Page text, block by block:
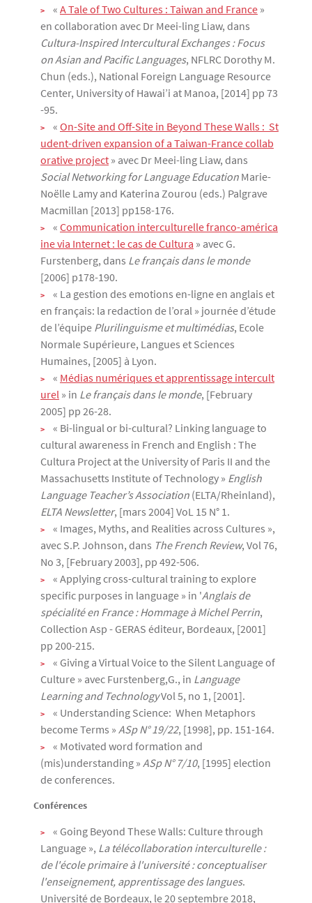
« A Tale of Two Cultures : Taiwan and France »
en collaboration avec Dr Meei-ling Liaw, dans
Cultura-Inspired Intercultural Exchanges : Focus
on Asian and Pacific Languages, NFLRC Dorothy M.
Chun (eds.), National Foreign Language Resource
Center, University of Hawai’i at Manoa, [2014] pp 73
-95.
« On-Site and Off-Site in Beyond These Walls :  St
udent-driven expansion of a Taiwan-France collab
orative project » avec Dr Meei-ling Liaw, dans
Social Networking for Language Education Marie-
Noëlle Lamy and Katerina Zourou (eds.) Palgrave
Macmillan [2013] pp158-176.
« Communication interculturelle franco-américa
ine via Internet : le cas de Cultura » avec G.
Furstenberg, dans Le français dans le monde
[2006] p178-190.
« La gestion des emotions en-ligne en anglais et
en français: la redaction de l’oral » journée d’étude
de l’équipe Plurilinguisme et multimédias, Ecole
Normale Supérieure, Langues et Sciences
Humaines, [2005] à Lyon.
« Médias numériques et apprentissage intercult
urel » in Le français dans le monde, [February
2005] pp 26-28.
« Bi-lingual or bi-cultural? Linking language to
cultural awareness in French and English : The
Cultura Project at the University of Paris II and the
Massachusetts Institute of Technology » English
Language Teacher’s Association (ELTA/Rheinland),
ELTA Newsletter, [mars 2004] VoL 15 N° 1.
« Images, Myths, and Realities across Cultures »,
avec S.P. Johnson, dans The French Review, Vol 76,
No 3, [February 2003], pp 492-506.
« Applying cross-cultural training to explore
specific purposes in language » in 'Anglais de
spécialité en France : Hommage à Michel Perrin,
Collection Asp - GERAS éditeur, Bordeaux, [2001]
pp 200-215.
« Giving a Virtual Voice to the Silent Language of
Culture » avec Furstenberg,G., in Language
Learning and TechnologyVol 5, no 1, [2001].
« Understanding Science: When Metaphors
become Terms » ASp N° 19/22, [1998], pp. 151-164.
« Motivated word formation and
(mis)understanding » ASp N° 7/10, [1995] election
de conferences.
Conférences
« Going Beyond These Walls: Culture through
Language », La télécollaboration interculturelle :
de l'école primaire à l'université : conceptualiser
l'enseignement, apprentissage des langues.
Université de Bordeaux, le 20 septembre 2018,